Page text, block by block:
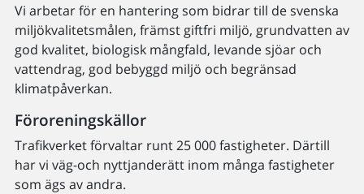
Vi arbetar för en hantering som bidrar till de svenska
miljökvalitetsmålen, främst giftfri miljö, grundvatten av
god kvalitet, biologisk mångfald, levande sjöar och
vattendrag, god bebyggd miljö och begränsad
klimatpåverkan.
Föroreningskällor
Trafikverket förvaltar runt 25 000 fastigheter. Därtill
har vi väg-och nyttjanderätt inom många fastigheter
som ägs av andra.